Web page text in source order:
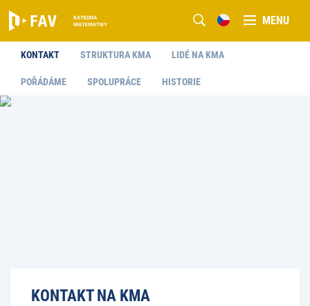
MENU
KONTAKT STRUKTURA KMA LIDÉ NA KMA
POŘÁDÁME SPOLUPRÁCE HISTORIE
KONTAKT NA KMA